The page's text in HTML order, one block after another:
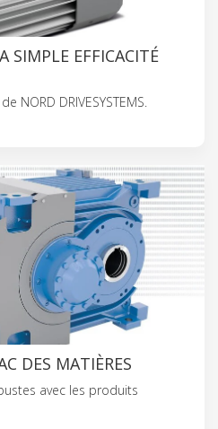
SIMPLE EFFICACITÉ
NORD DRIVESYSTEMS.
DES MATIÈRES
avec les produits